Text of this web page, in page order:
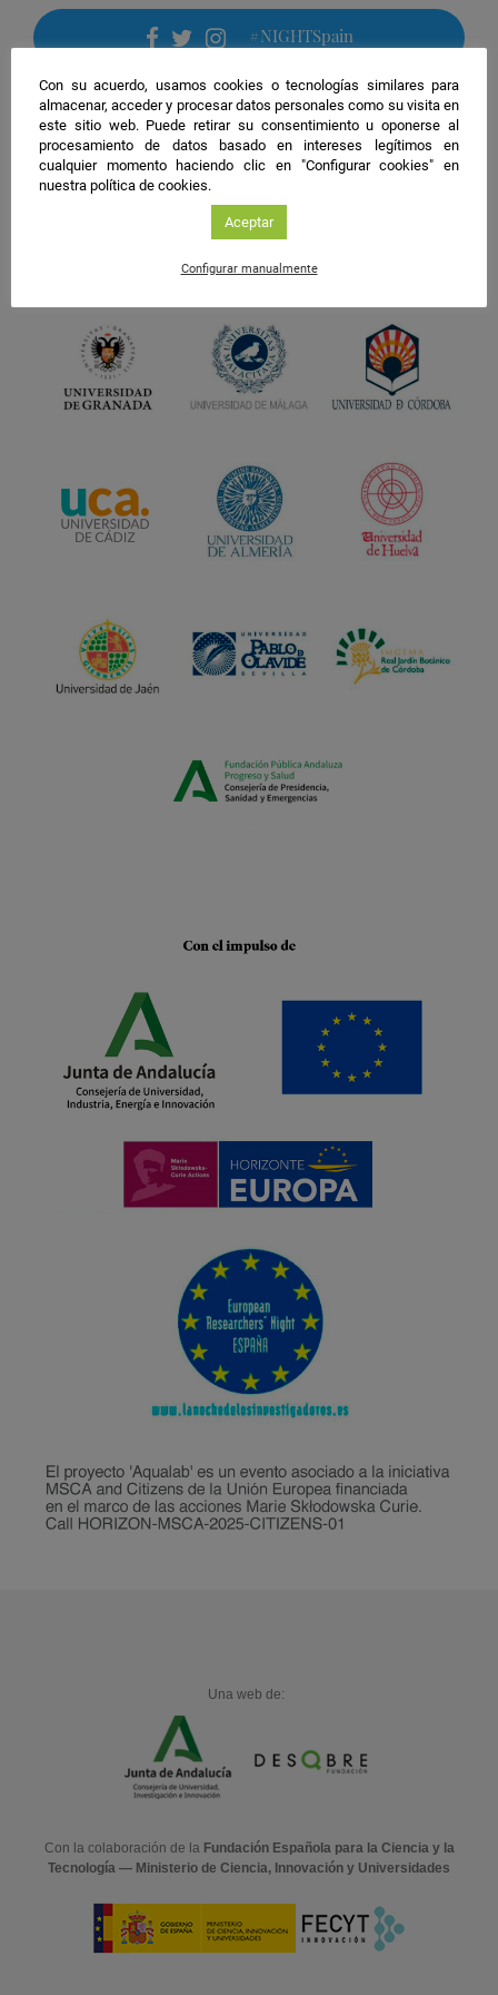
#NIGHTSpain
Una web de:
Con la colaboración de la Fundación Española para la Ciencia y la
Tecnología — Ministerio de Ciencia, Innovación y Universidades
Con su acuerdo, usamos cookies o tecnologías similares para
almacenar, acceder y procesar datos personales como su visita en
este sitio web. Puede retirar su consentimiento u oponerse al
procesamiento de datos basado en intereses legítimos en
cualquier momento haciendo clic en "Configurar cookies" en
nuestra política de cookies.
Aceptar
Configurar manualmente